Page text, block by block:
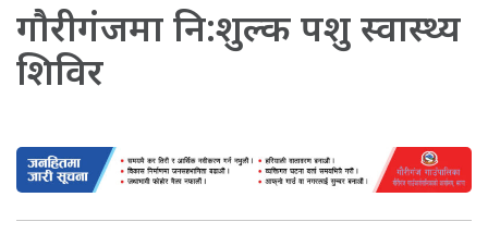
गाैरीगंजमा नि:शुल्क पशु स्वास्थ्य
शिविर